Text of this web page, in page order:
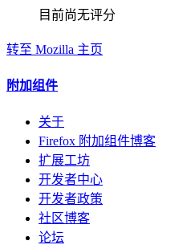
目前尚无评分
转至 Mozilla 主页
附加组件
关于
Firefox 附加组件博客
扩展工坊
开发者中心
开发者政策
社区博客
论坛